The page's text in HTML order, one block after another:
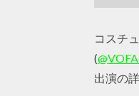
コスチ
(
出演の